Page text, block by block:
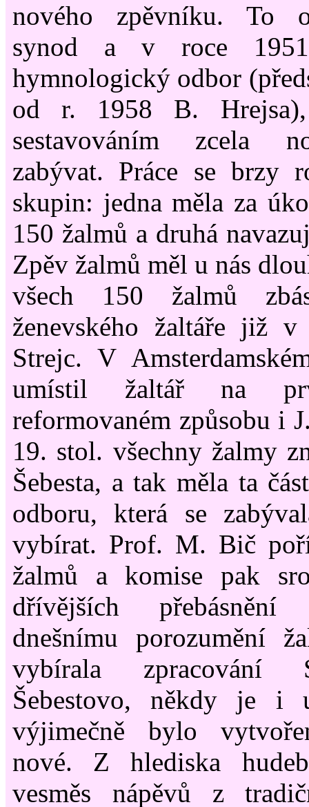
nového zpěvníku. To
synod a v roce
hymnologický odbor
od r. 1958 B.
sestavováním zcela
zabývat. Práce se brzy
skupin: jedna měla za
150 žalmů a druhá
Zpěv žalmů měl u nás
všech 150 žalmů
ženevského žaltáře již
Strejc. V
umístil žaltář na
reformovaném způsobu i
19. stol. všechny žalmy
Šebesta, a tak měla ta
odboru, která se
vybírat. Prof. M. Bič
žalmů a komise pak
dřívějších
dnešnímu porozumění
vybírala zpracování
Šebestovo, někdy je i
výjimečně bylo
nové. Z hlediska
vesměs nápěvů z